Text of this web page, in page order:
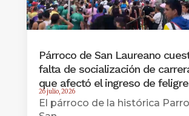
Párroco de San Laureano
falta de socialización de
que afectó el ingreso de
26 julio, 2026
El párroco de la histórica